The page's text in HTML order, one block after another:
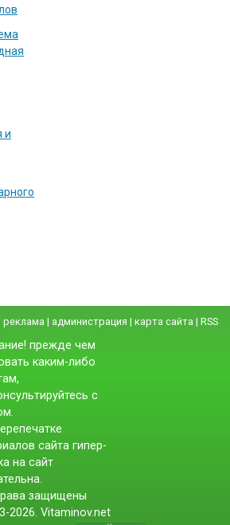
и
реклама | администрация | карта сайта | RSS
прежде чем
каким-либо
с
сайта гипер-
на сайт
защищены
2026. Vitaminov.net